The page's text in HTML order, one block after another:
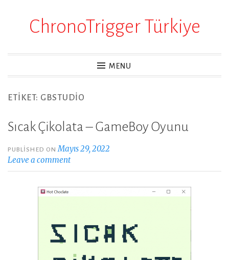
ChronoTrigger Türkiye
MENU
ETIKET: GBSTUDIO
Sıcak Çikolata – GameBoy Oyunu
PUBLISHED ONMayıs 29, 2022
Leave a comment